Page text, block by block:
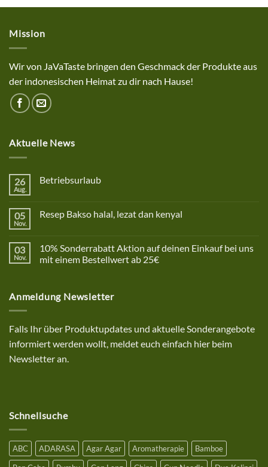
Mission
Wir von JaVaTaste bringen den Geschmack der Produkte aus
der indonesischen Heimat zu dir nach Hause!
Aktuelle News
26
Aug.
Betriebsurlaub
Betriebsurlaub
05
Nov.
Resep Bakso halal, lezat dan kenyal
Resep
Bakso
halal,
03
Nov.
10% Sonderrabatt Aktion auf deinen Einkauf bei uns
mit einem Bestellwert ab 25€
10%
Sonderrabatt
deinen
Einkauf
uns
mit
einem
Anmeldung Newsletter
Falls Ihr über Produktupdates und aktuelle Sonderangebote
informiert werden wollt, meldet euch einfach hier beim
Newsletter an.
Schnellsuche
ABC ADARASA Agar Agar Aromatherapie
Bamboe